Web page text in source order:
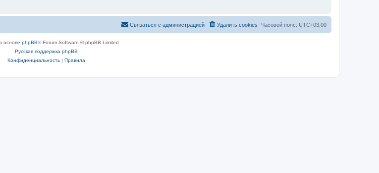
Часовой пояс: UTC+03:00
Удалить cookies
Связаться с администрацией
основе phpBB® Forum Software © phpBB Limited
Русская поддержка phpBB
Конфиденциальность| Правила